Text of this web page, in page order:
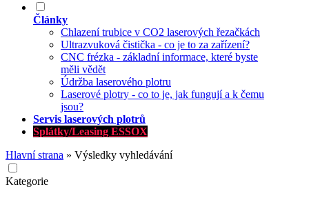
Články
Chlazení trubice v CO2 laserových řezačkách
Ultrazvuková čistička - co je to za zařízení?
CNC frézka - základní informace, které byste
měli vědět
Údržba laserového plotru
Laserové plotry - co to je, jak fungují a k čemu
jsou?
Servis laserových plotrů
Splátky/Leasing ESSOX
Hlavní strana » Výsledky vyhledávání
Kategorie